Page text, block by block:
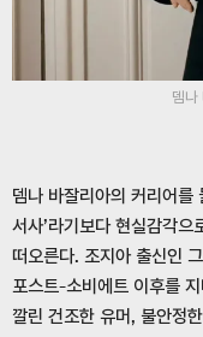
뎀
뎀나 바잘리아의 커리어를
서사’라기보다 현실감각
떠오른다. 조지아 출신인
포스트-소비에트 이후를
깔린 건조한 유머, 불안정